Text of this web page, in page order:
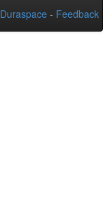
Duraspace - Feedback